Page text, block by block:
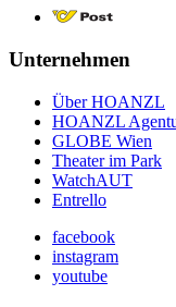
Unternehmen
Über HOANZL
HOANZL
GLOBE Wien
Theater im Park
WatchAUT
Entrello
facebook
instagram
youtube